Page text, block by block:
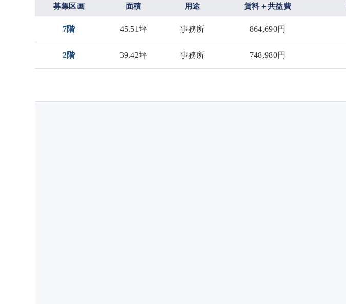
募集区画 面積 用途 賃料＋共益費
7階 45.51坪 事務所 864,690円
2階 39.42坪 事務所 748,980円